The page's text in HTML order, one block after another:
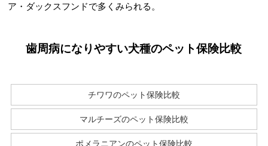
ア・ダックスフンドで多くみられる。
歯周病になりやすい犬種のペット保険比較
チワワのペット保険比較
マルチーズのペット保険比較
ポメラニアンのペット保険比較